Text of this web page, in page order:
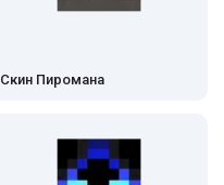
Скин Пиромана